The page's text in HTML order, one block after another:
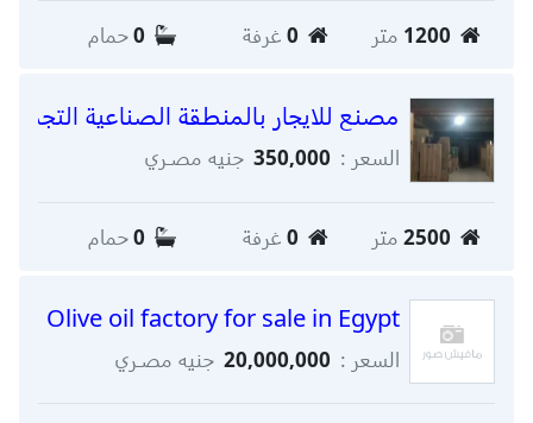
1200 متر 0 غرفة 0حمام
مصنع للايجار بالمنطقة الصناعية
السعر : 350,000 جنيه مصـري
2500 متر 0 غرفة 0حمام
Olive oil factory for sale in Egypt
السعر : 20,000,000 جنيه مصـري